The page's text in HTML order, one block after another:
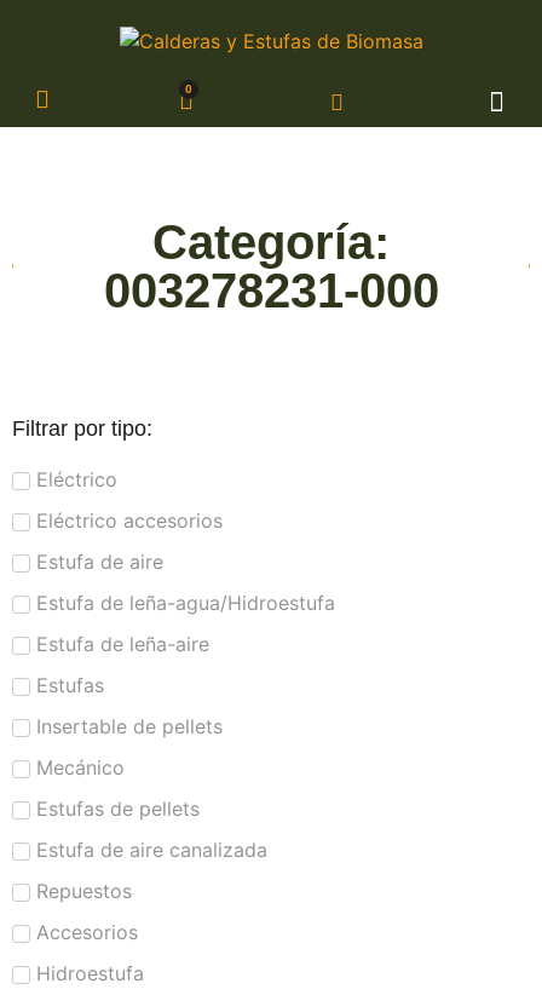
Categoría:
003278231-000
Filtrar por tipo:
Eléctrico
Eléctrico accesorios
Estufa de aire
Estufa de leña-agua/Hidroestufa
Estufa de leña-aire
Estufas
Insertable de pellets
Mecánico
Estufas de pellets
Estufa de aire canalizada
Repuestos
Accesorios
Hidroestufa